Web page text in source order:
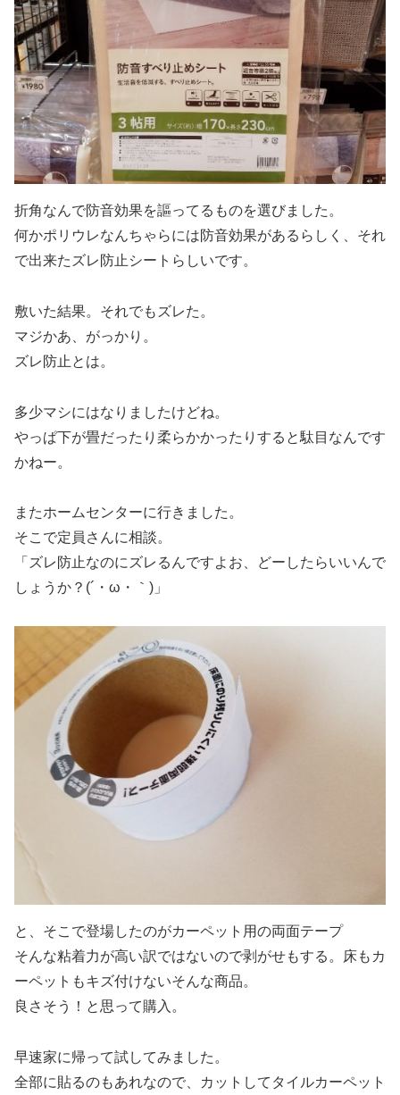
折角なんで防音効果を謳ってるものを選びました。
何かポリウレなんちゃらには防音効果があるらしく、それ
で出来たズレ防止シートらしいです。
敷いた結果。それでもズレた。
マジかあ、がっかり。
ズレ防止とは。
多少マシにはなりましたけどね。
やっぱ下が畳だったり柔らかかったりすると駄目なんです
かねー。
またホームセンターに行きました。
そこで定員さんに相談。
「ズレ防止なのにズレるんですよお、どーしたらいいんで
しょうか？(´・ω・｀)」
と、そこで登場したのがカーペット用の両面テープ
そんな粘着力が高い訳ではないので剥がせもする。床もカ
ーペットもキズ付けないそんな商品。
良さそう！と思って購入。
早速家に帰って試してみました。
全部に貼るのもあれなので、カットしてタイルカーペット